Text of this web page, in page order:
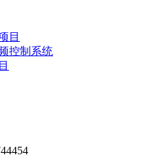
目
控制系统